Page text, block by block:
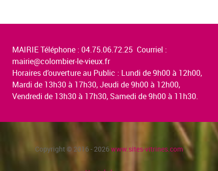
MAIRIE Téléphone : 04.75.06.72.25 Courriel :
mairie@colombier-le-vieux.fr
Horaires d’ouverture au Public : Lundi de 9h00 à 12h00,
Mardi de 13h30 à 17h30, Jeudi de 9h00 à 12h00,
Vendredi de 13h30 à 17h30, Samedi de 9h00 à 11h30.
Copyright © 2016 - 2026www.sites-vitrines.com